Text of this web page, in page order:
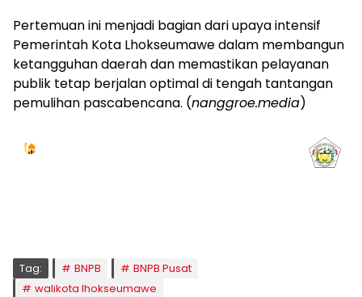
Pertemuan ini menjadi bagian dari upaya intensif
Pemerintah Kota Lhokseumawe dalam membangun
ketangguhan daerah dan memastikan pelayanan
publik tetap berjalan optimal di tengah tantangan
pemulihan pascabencana. (nanggroe.media)
Tag: BNPB
BNPB Pusat
walikota lhokseumawe